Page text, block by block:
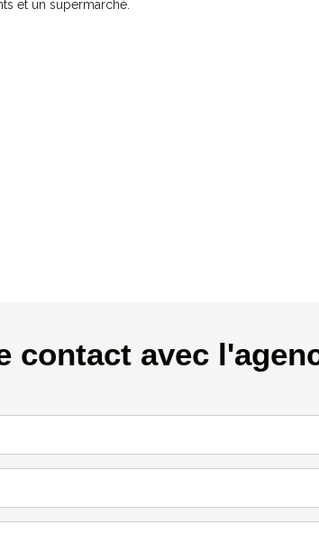
et un supermarché.
contact avec